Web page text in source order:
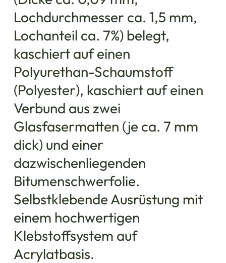
Lochdurchmesser ca. 1,5 mm,
Lochanteil ca. 7%) belegt,
kaschiert auf einen
Polyurethan-Schaumstoff
(Polyester), kaschiert auf einen
Verbund aus zwei
Glasfasermatten (je ca. 7 mm
dick) und einer
dazwischenliegenden
Bitumenschwerfolie.
Selbstklebende Ausrüstung mit
einem hochwertigen
Klebstoffsystem auf
Acrylatbasis.